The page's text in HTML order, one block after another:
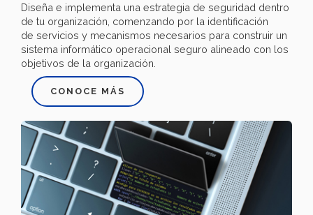
Diseña e implementa una estrategia de seguridad dentro
de tu organización, comenzando por la identificación
de servicios y mecanismos necesarios para construir un
sistema informático operacional seguro alineado con los
objetivos de la organización.
CONOCE MÁS